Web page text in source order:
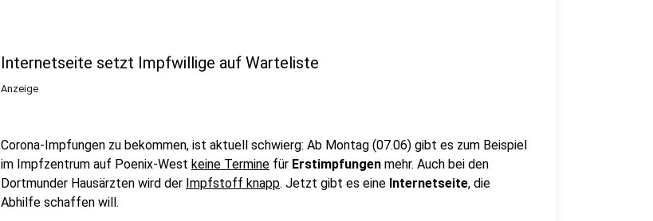
Internetseite setzt Impfwillige auf Warteliste
Anzeige
Corona-Impfungen zu bekommen, ist aktuell schwierg: Ab Montag (07.06) gibt es zum Beispiel
im Impfzentrum auf Poenix-West keine Termine für Erstimpfungen mehr. Auch bei den
Dortmunder Hausärzten wird der Impfstoff knapp. Jetzt gibt es eine Internetseite, die
Abhilfe schaffen will.